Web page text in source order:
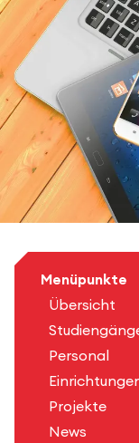
Menüpunkte
Übersicht
Personal
Projekte
News